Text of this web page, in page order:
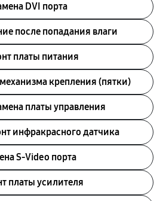
DVI порта
после попадания влаги
платы питания
крепления (пятки)
платы управления
инфракрасного датчика
S-Video порта
платы усилителя